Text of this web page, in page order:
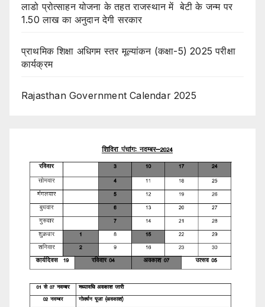
लाडो प्रोत्साहन योजना के तहत राजस्थान में बेटी के जन्म पर
1.50 लाख का अनुदान देगी सरकार
प्राथमिक शिक्षा अधिगम स्तर मूल्यांकन (कक्षा-5) 2025 परीक्षा
कार्यक्रम
Rajasthan Government Calendar 2025